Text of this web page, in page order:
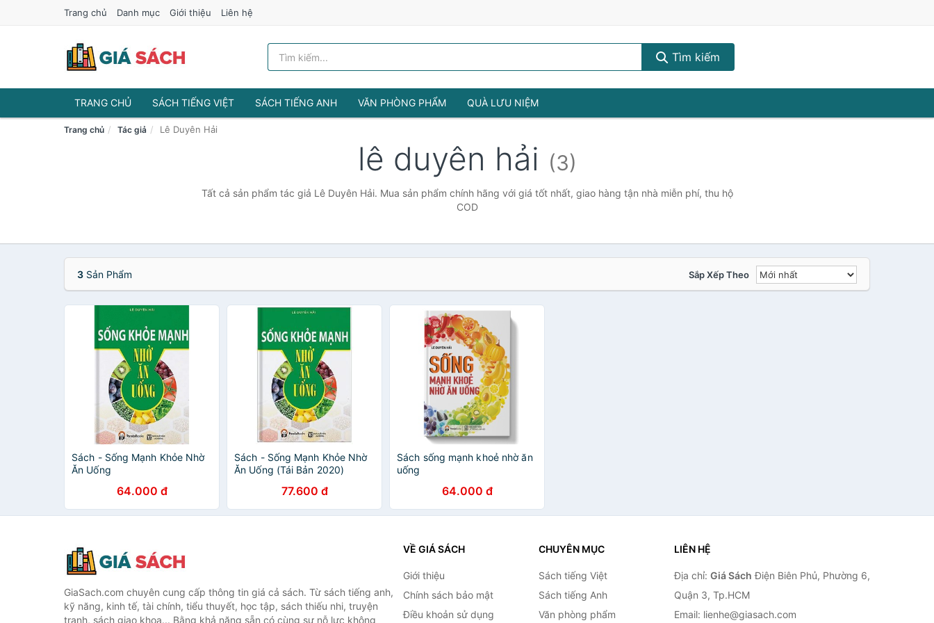
Trang chủ Danh mục Giới thiệu Liên hệ
Tìm kiếm
TRANG CHỦ SÁCH TIẾNG VIỆT SÁCH TIẾNG ANH VĂN PHÒNG PHẨM QUÀ LƯU NIỆM
Trang chủ Tác giả Lê Duyên Hải
lê duyên hải (3)
Tất cả sản phẩm tác giả Lê Duyên Hải. Mua sản phẩm chính hãng với giá tốt nhất, giao hàng tận nhà miễn phí, thu hộ
COD
3 Sản Phẩm Sắp Xếp Theo
Sách - Sống Mạnh Khỏe Nhờ
Ăn Uống
64.000 đ
Sách - Sống Mạnh Khỏe Nhờ
Ăn Uống (Tái Bản 2020)
77.600 đ
Sách sống mạnh khoẻ nhờ ăn
uống
64.000 đ
GiaSach.com chuyên cung cấp thông tin giá cả sách. Từ sách tiếng anh,
kỹ năng, kinh tế, tài chính, tiểu thuyết, học tập, sách thiếu nhi, truyện
tranh, sách giao khoa... Bằng khả năng sẵn có cùng sự nỗ lực không
VỀ GIÁ SÁCH
Giới thiệu
Chính sách bảo mật
Điều khoản sử dụng
CHUYÊN MỤC
Sách tiếng Việt
Sách tiếng Anh
Văn phòng phẩm
LIÊN HỆ
Địa chỉ: Giá Sách Điện Biên Phủ, Phường 6,
Quận 3, Tp.HCM
Email: lienhe@giasach.com